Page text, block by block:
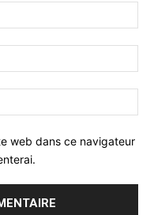
web dans ce navigateur